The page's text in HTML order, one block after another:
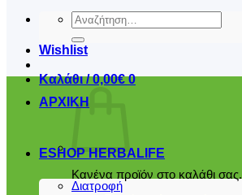
Αναζήτηση
για:
Wishlist
Καλάθι /0,00€ 0
Κανένα προϊόν στο καλάθι σας.
ΑΡΧΙΚΗ
ESHOP HERBALIFE
Διατροφή